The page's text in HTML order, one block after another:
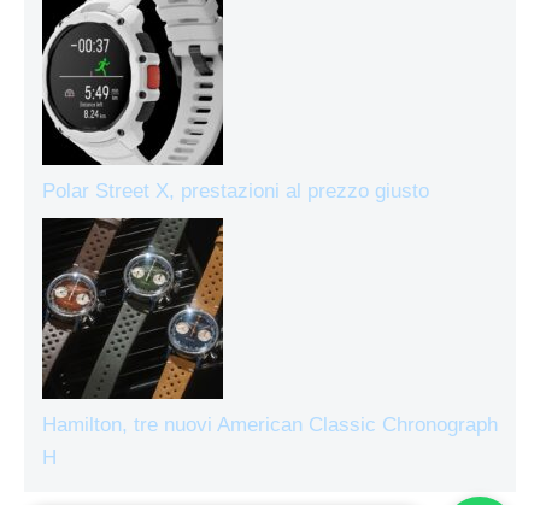
Polar Street X, prestazioni al prezzo giusto
Hamilton, tre nuovi American Classic Chronograph
H